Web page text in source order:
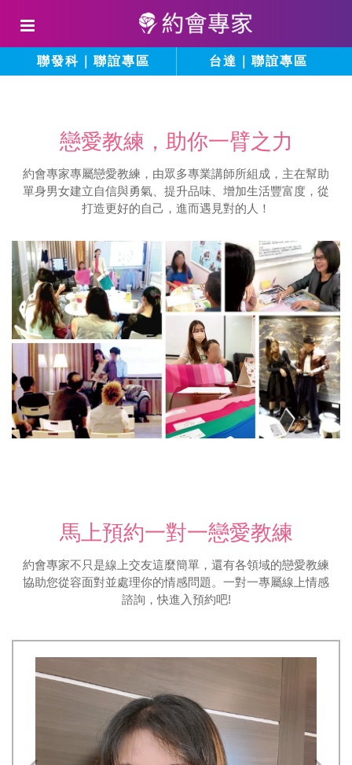
聯發科｜聯誼專區 台達｜聯誼專區
戀愛教練，助你一臂之力
約會專家專屬戀愛教練，由眾多專業講師所組成，主在幫助
單身男女建立自信與勇氣、提升品味、增加生活豐富度，從
打造更好的自己，進而遇見對的人！
馬上預約一對一戀愛教練
約會專家不只是線上交友這麼簡單，還有各領域的戀愛教練
協助您從容面對並處理你的情感問題。一對一專屬線上情感
諮詢，快進入預約吧!